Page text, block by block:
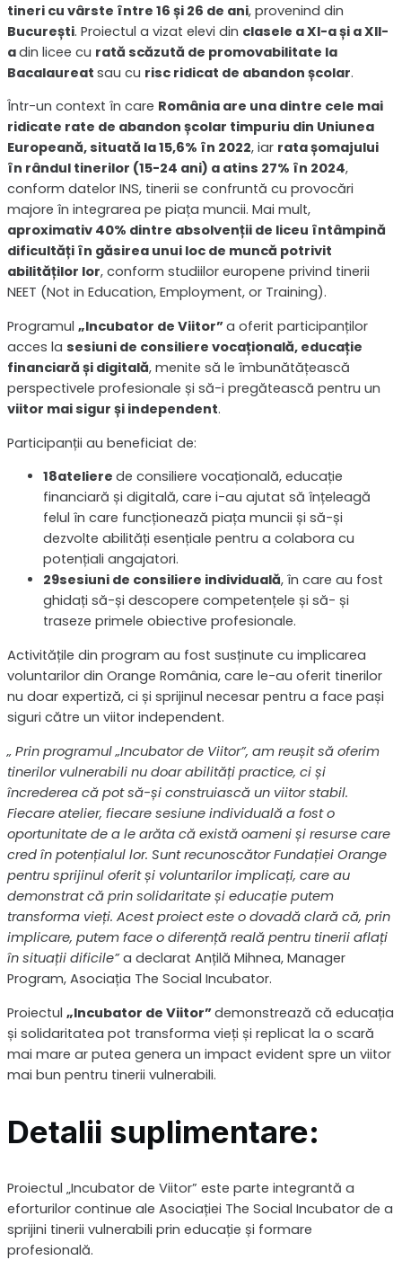
tineri cu vârste între 16 și 26 de ani, provenind din
București. Proiectul a vizat elevi din clasele a XI-a și a XII-
adin licee cu rată scăzută de promovabilitate la
Bacalaureat sau cu risc ridicat de abandon școlar.
Într-un context în care România are una dintre cele mai
ridicate rate de abandon școlar timpuriu din Uniunea
Europeană, situată la 15,6% în 2022, iar rata șomajului
în rândul tinerilor (15-24 ani) a atins 27% în 2024,
conform datelor INS, tinerii se confruntă cu provocări
majore în integrarea pe piața muncii. Mai mult,
aproximativ 40% dintre absolvenții de liceu întâmpină
dificultăți în găsirea unui loc de muncă potrivit
abilităților lor, conform studiilor europene privind tinerii
NEET (Not in Education, Employment, or Training).
Programul „Incubator de Viitor”a oferit participanților
acces la sesiuni de consiliere vocațională, educație
financiară și digitală, menite să le îmbunătățească
perspectivele profesionale și să-i pregătească pentru un
viitor mai sigur și independent.
Participanții au beneficiat de:
18ateliere de consiliere vocațională, educație
financiară și digitală, care i-au ajutat să înțeleagă
felul în care funcționează piața muncii și să-și
dezvolte abilități esențiale pentru a colabora cu
potențiali angajatori.
29sesiuni de consiliere individuală, în care au fost
ghidați să-și descopere competențele și să- și
traseze primele obiective profesionale.
Activitățile din program au fost susținute cu implicarea
voluntarilor din Orange România, care le-au oferit tinerilor
nu doar expertiză, ci și sprijinul necesar pentru a face pași
siguri către un viitor independent.
„ Prin programul „Incubator de Viitor”, am reușit să oferim
tinerilor vulnerabili nu doar abilități practice, ci și
încrederea că pot să-și construiască un viitor stabil.
Fiecare atelier, fiecare sesiune individuală a fost o
oportunitate de a le arăta că există oameni și resurse care
cred în potențialul lor. Sunt recunoscător Fundației Orange
pentru sprijinul oferit și voluntarilor implicați, care au
demonstrat că prin solidaritate și educație putem
transforma vieți. Acest proiect este o dovadă clară că, prin
implicare, putem face o diferență reală pentru tinerii aflați
în situații dificile”a declarat Anțilă Mihnea, Manager
Program, Asociația The Social Incubator.
Proiectul „Incubator de Viitor”demonstrează că educația
și solidaritatea pot transforma vieți și replicat la o scară
mai mare ar putea genera un impact evident spre un viitor
mai bun pentru tinerii vulnerabili.
Detalii suplimentare:
Proiectul „Incubator de Viitor” este parte integrantă a
eforturilor continue ale Asociației The Social Incubator de a
sprijini tinerii vulnerabili prin educație și formare
profesională.